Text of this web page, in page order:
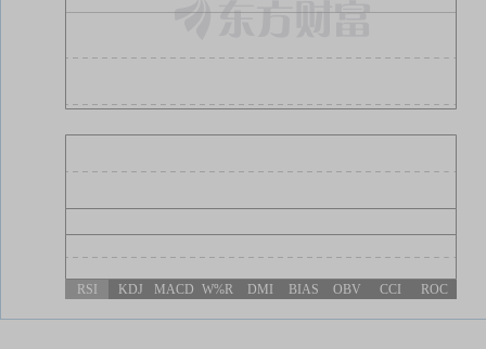
RSI KDJ MACD W%R DMI BIAS OBV CCI ROC